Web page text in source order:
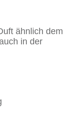
ähnlich dem
in der